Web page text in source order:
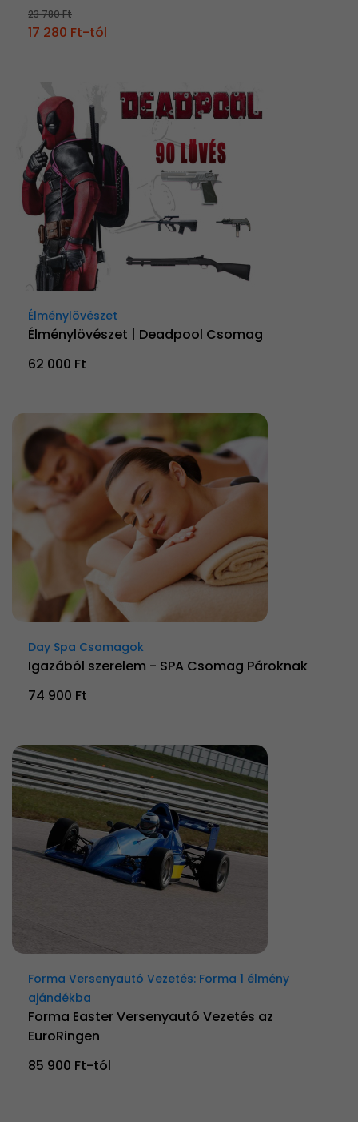
23 780 Ft
17 280 Ft-tól
Élménylövészet
Élménylövészet | Deadpool Csomag
62 000 Ft
Day Spa Csomagok
Igazából szerelem - SPA Csomag Pároknak
74 900 Ft
Forma Versenyautó Vezetés: Forma 1 élmény
ajándékba
Forma Easter Versenyautó Vezetés az
EuroRingen
85 900 Ft-tól